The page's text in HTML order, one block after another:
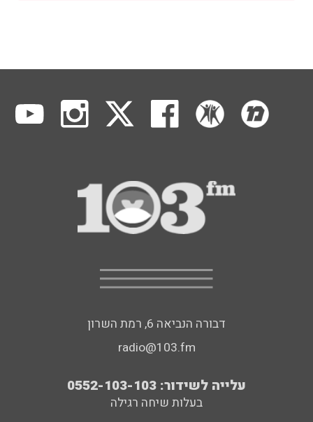
דבורה הנביאה 6, רמת השרון
radio@103.fm
עלייה לשידור: 0552-103-103
בעלות שיחה רגילה